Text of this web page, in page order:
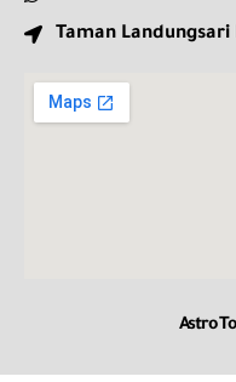
Taman
Astro